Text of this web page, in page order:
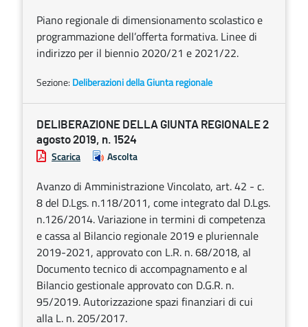
Piano regionale di dimensionamento scolastico e
programmazione dell’offerta formativa. Linee di
indirizzo per il biennio 2020/21 e 2021/22.
Sezione: Deliberazioni della Giunta regionale
DELIBERAZIONE DELLA GIUNTA REGIONALE 2
agosto 2019, n. 1524
Scarica Ascolta
Avanzo di Amministrazione Vincolato, art. 42 - c.
8 del D.Lgs. n.118/2011, come integrato dal D.Lgs.
n.126/2014. Variazione in termini di competenza
e cassa al Bilancio regionale 2019 e pluriennale
2019-2021, approvato con L.R. n. 68/2018, al
Documento tecnico di accompagnamento e al
Bilancio gestionale approvato con D.G.R. n.
95/2019. Autorizzazione spazi finanziari di cui
alla L. n. 205/2017.